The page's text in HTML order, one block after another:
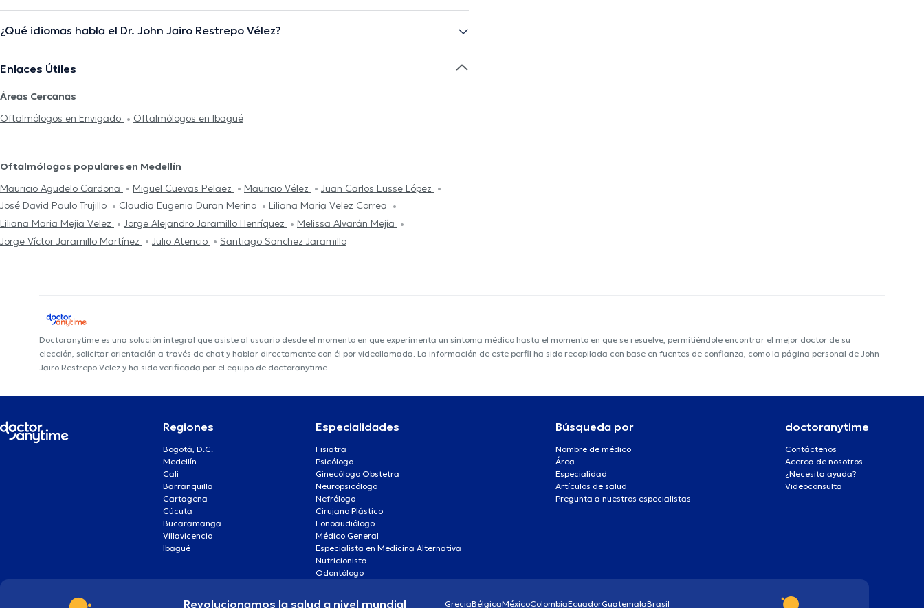
¿Qué idiomas habla el Dr. John Jairo Restrepo Vélez?
Enlaces Útiles
Áreas Cercanas
Oftalmólogos en Envigado
Oftalmólogos en Ibagué
Oftalmólogos populares en Medellín
Mauricio Agudelo Cardona
Miguel Cuevas Pelaez Mauricio Vélez
Juan Carlos Eusse López
José David Paulo Trujillo
Claudia Eugenia Duran Merino
Liliana Maria Velez Correa
Liliana Maria Mejia Velez
Jorge Alejandro Jaramillo Henríquez
Melissa Alvarán Mejía
Jorge Víctor Jaramillo Martínez
Julio Atencio Santiago Sanchez Jaramillo
Doctoranytime es una solución integral que asiste al usuario desde el momento en que experimenta un síntoma médico hasta el momento en que se resuelve, permitiéndole encontrar el mejor doctor de su
elección, solicitar orientación a través de chat y hablar directamente con él por videollamada. La información de este perfil ha sido recopilada con base en fuentes de confianza, como la página personal de John
Jairo Restrepo Velez y ha sido verificada por el equipo de doctoranytime.
Regiones
Bogotá, D.C.
Medellín
Cali
Barranquilla
Cartagena
Cúcuta
Bucaramanga
Villavicencio
Ibagué
Especialidades
Fisiatra
Psicólogo
Ginecólogo Obstetra
Neuropsicólogo
Nefrólogo
Cirujano Plástico
Fonoaudiólogo
Médico General
Especialista en Medicina Alternativa
Nutricionista
Odontólogo
Búsqueda por
Nombre de médico
Área
Especialidad
Artículos de salud
Pregunta a nuestros especialistas
doctoranytime
Contáctenos
Acerca de nosotros
¿Necesita ayuda?
Videoconsulta
Revolucionamos la salud a nivel mundial GreciaBélgicaMéxicoColombiaEcuadorGuatemalaBrasil